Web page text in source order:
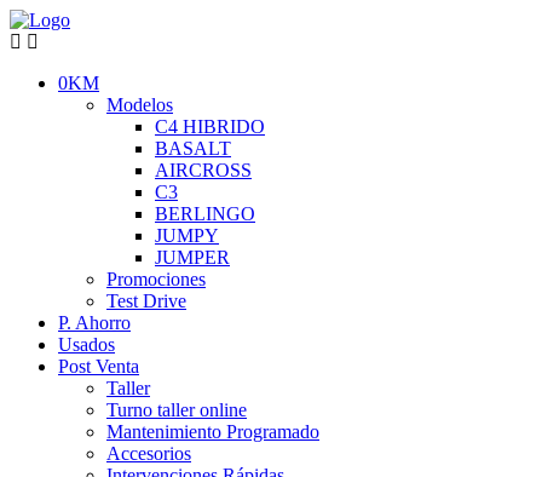
0KM
Modelos
C4 HIBRIDO
BASALT
AIRCROSS
C3
BERLINGO
JUMPY
JUMPER
Promociones
Test Drive
P. Ahorro
Usados
Post Venta
Taller
Turno taller online
Mantenimiento Programado
Accesorios